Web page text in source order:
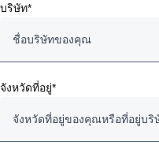
บริษัท*
จังหวัดที่อยู่*